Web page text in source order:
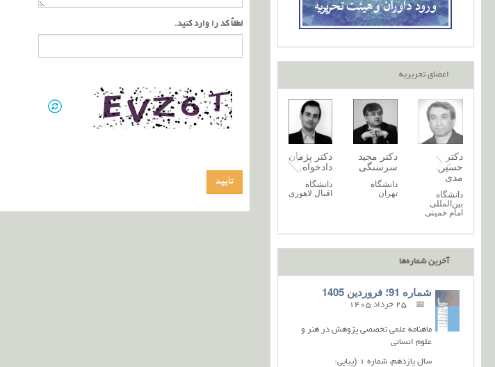
اعضای تحریریه
دکتر
حسین
مدی
دانشگاه
دکتر پریسا
آروند
دانشگاه
دکتر نغمه
خرازیان
زنجان
آخرین شماره‌ها
شماره 91؛ فروردین 1405
25 خرداد 1405
ماهنامه علمی تخصصی پژوهش در هنر و
علوم انسانی
سال یازدهم، شماره 1 (پیاپی:
لطفاً کد را وارد کنید.